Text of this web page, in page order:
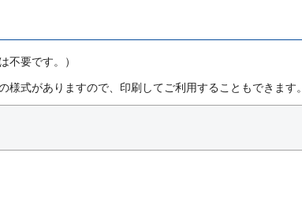
不要です。）
式がありますので、印刷してご利用することもできます。